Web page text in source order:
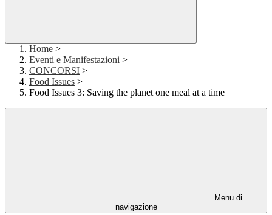
Home >
Eventi e Manifestazioni >
CONCORSI >
Food Issues >
Food Issues 3: Saving the planet one meal at a time
Menu di
navigazione